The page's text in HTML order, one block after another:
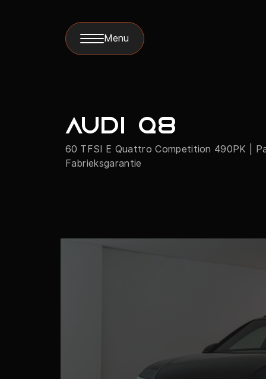
Menu
+31
Audi Q8
60 TFSI E Quattro Competition 490PK |
Fabrieksgarantie